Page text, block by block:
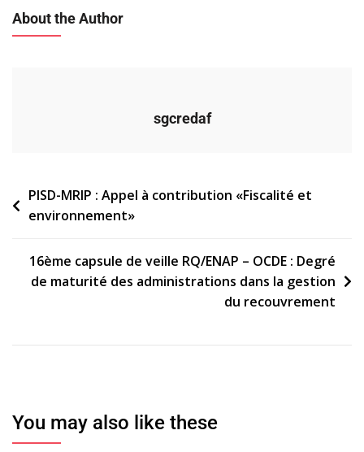
About the Author
sgcredaf
Navigation
de
PISD-MRIP : Appel à contribution «Fiscalité et
environnement»
16ème capsule de veille RQ/ENAP – OCDE : Degré
de maturité des administrations dans la gestion
du recouvrement
You may also like these